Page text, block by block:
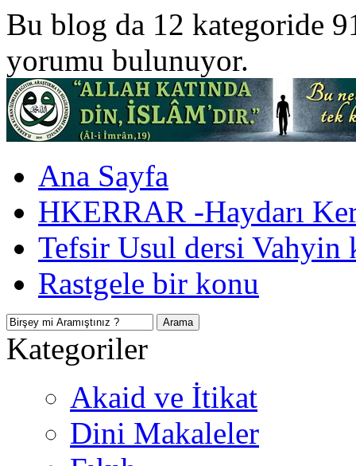
Bu blog da 12 kategoride
yorumu bulunuyor.
Ana Sayfa
HKERRAR -Haydarı
Tefsir Usul dersi Vahyin
Rastgele bir konu
Kategoriler
Akaid ve İtikat
Dini Makaleler